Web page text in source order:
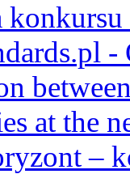
at the
–